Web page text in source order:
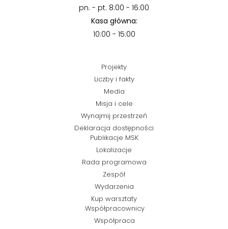
pn. - pt. 8:00 - 16:00
Kasa główna:
10:00 - 15:00
Projekty
Liczby i fakty
Media
Misja i cele
Wynajmij przestrzeń
Deklaracja dostępności
Publikacje MSK
Lokalizacje
Rada programowa
Zespół
Wydarzenia
Kup warsztaty
Współpracownicy
Współpraca